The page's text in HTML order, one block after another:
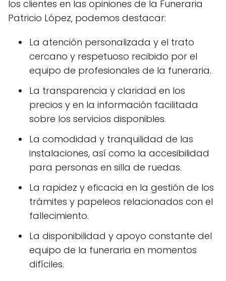
los clientes en las opiniones de la Funeraria
Patricio López, podemos destacar:
La atención personalizada y el trato
cercano y respetuoso recibido por el
equipo de profesionales de la funeraria.
La transparencia y claridad en los
precios y en la información facilitada
sobre los servicios disponibles.
La comodidad y tranquilidad de las
instalaciones, así como la accesibilidad
para personas en silla de ruedas.
La rapidez y eficacia en la gestión de los
trámites y papeleos relacionados con el
fallecimiento.
La disponibilidad y apoyo constante del
equipo de la funeraria en momentos
difíciles.